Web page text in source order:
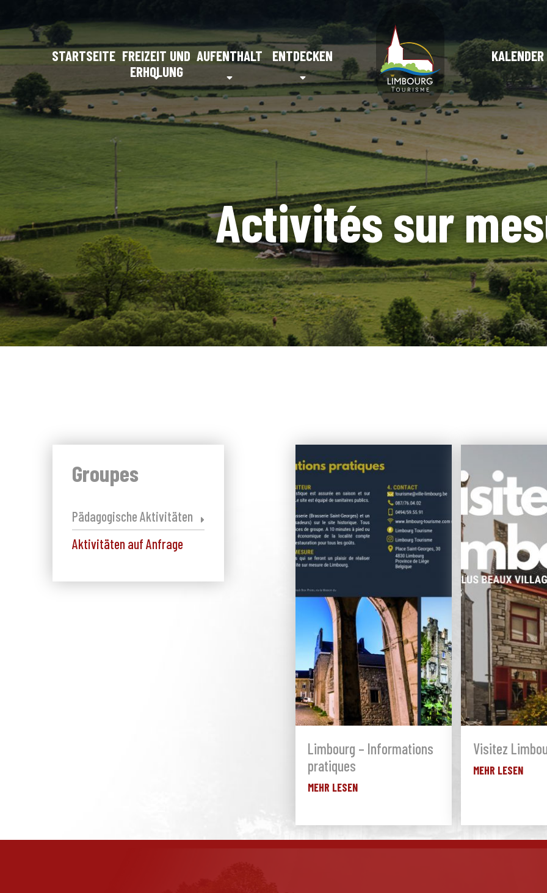
STARTSEITE FREIZEIT UND
ERHOLUNG
AUFENTHALT ENTDECKEN KALENDER
Activités sur
Groupes
Pädagogische Aktivitäten
Aktivitäten auf Anfrage
Limbourg – Informations
pratiques
MEHR LESEN
Visitez
MEHR LESEN